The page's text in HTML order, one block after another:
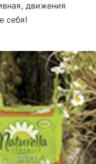
движения
себя!